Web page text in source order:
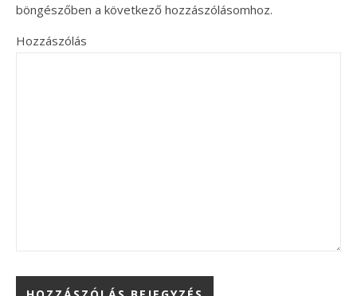
böngészőben a következő hozzászólásomhoz.
Hozzászólás